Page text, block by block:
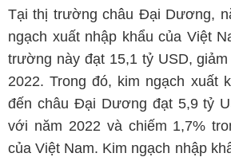
Tại thị trường châu Đại Dương,
ngạch xuất nhập khẩu của Việt
trường này đạt 15,1 tỷ USD,
2022. Trong đó, kim ngạch xuất
đến châu Đại Dương đạt 5,9 tỷ
với năm 2022 và chiếm 1,7%
của Việt Nam. Kim ngạch nhập